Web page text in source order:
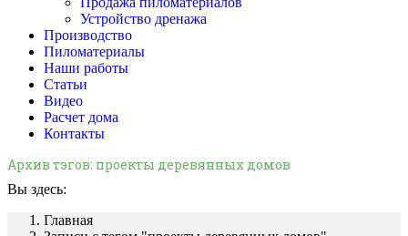
Устройство дренажа
Производство
Пиломатериалы
Наши работы
Статьи
Видео
Расчет дома
Контакты
Архив тэгов: проекты деревянных домов
Вы здесь:
Главная